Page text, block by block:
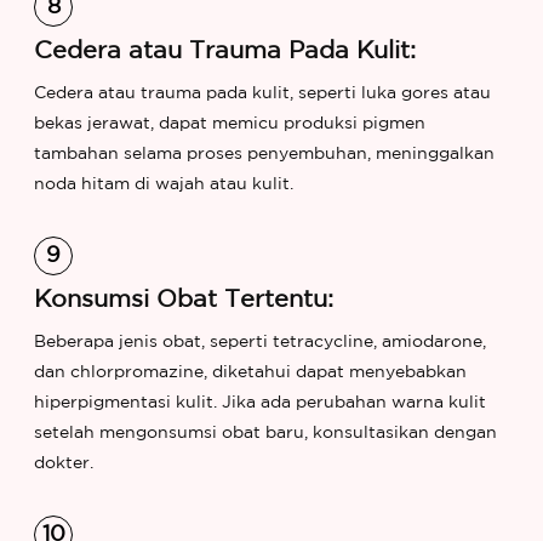
Cedera atau Trauma Pada Kulit:
Cedera atau trauma pada kulit, seperti luka gores atau
bekas jerawat, dapat memicu produksi pigmen
tambahan selama proses penyembuhan, meninggalkan
noda hitam di wajah atau kulit.
Konsumsi Obat Tertentu:
Beberapa jenis obat, seperti tetracycline, amiodarone,
dan chlorpromazine, diketahui dapat menyebabkan
hiperpigmentasi kulit. Jika ada perubahan warna kulit
setelah mengonsumsi obat baru, konsultasikan dengan
dokter.